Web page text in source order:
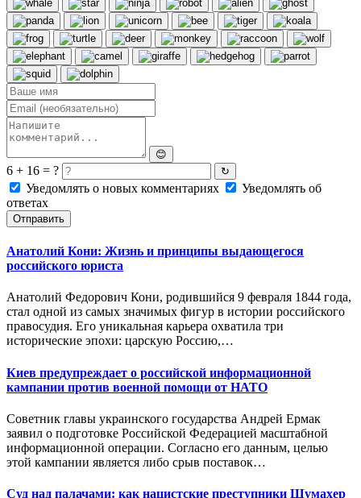
😊
6 + 16 = ? ↻
Уведомлять о новых комментариях
Уведомлять об
ответах
Отправить
Анатолий Кони: Жизнь и принципы выдающегося
российского юриста
Анатолий Федорович Кони, родившийся 9 февраля 1844 года,
стал одной из самых значимых фигур в истории российского
правосудия. Его уникальная карьера охватила три
исторические эпохи: царскую Россию,…
Киев предупреждает о российской информационной
кампании против военной помощи от НАТО
Советник главы украинского государства Андрей Ермак
заявил о подготовке Российской Федерацией масштабной
информационной операции. Согласно его данным, целью
этой кампании является либо срыв поставок…
Суд над палачами: как нацистские преступники Шумахер